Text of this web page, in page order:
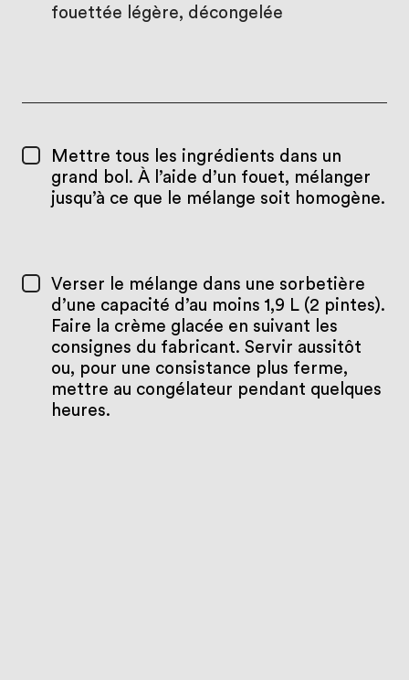
fouettée légère, décongelée
Mettre tous les ingrédients dans un
grand bol. À l’aide d’un fouet, mélanger
jusqu’à ce que le mélange soit homogène.
Verser le mélange dans une sorbetière
d’une capacité d’au moins 1,9 L (2 pintes).
Faire la crème glacée en suivant les
consignes du fabricant. Servir aussitôt
ou, pour une consistance plus ferme,
mettre au congélateur pendant quelques
heures.